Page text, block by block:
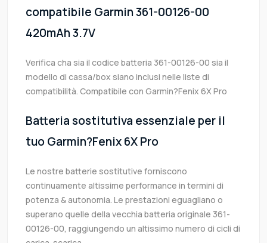
compatibile Garmin 361-00126-00
420mAh 3.7V
Verifica cha sia il codice batteria 361-00126-00 sia il
modello di cassa/box siano inclusi nelle liste di
compatibilità. Compatibile con Garmin?Fenix 6X Pro
Batteria sostitutiva essenziale per il
tuo Garmin?Fenix 6X Pro
Le nostre batterie sostitutive forniscono
continuamente altissime performance in termini di
potenza & autonomia. Le prestazioni eguagliano o
superano quelle della vecchia batteria originale 361-
00126-00, raggiungendo un altissimo numero di cicli di